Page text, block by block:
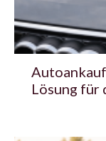
Lösung für